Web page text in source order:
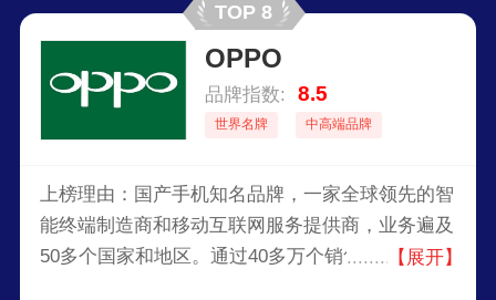
TOP 8
OPPO
品牌指数: 8.5
世界名牌 中高端品牌
上榜理由：国产手机知名品牌，一家全球领先的智
能终端制造商和移动互联网服务提供商，业务遍及
50多个国家和地区。通过40多万个销售网点及【展开】